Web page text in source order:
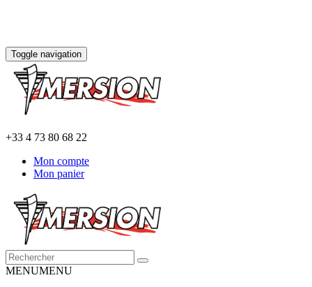
Toggle navigation
+33 4 73 80 68 22
Mon compte
Mon panier
MENUMENU